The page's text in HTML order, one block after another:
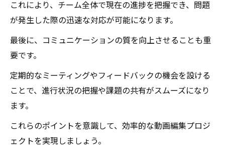
これにより、チーム全体で現在の進捗を把握でき、問題
が発生した際の迅速な対応が可能になります。
最後に、コミュニケーションの質を向上させることも重
要です。
定期的なミーティングやフィードバックの機会を設ける
ことで、進行状況の把握や課題の共有がスムーズになり
ます。
これらのポイントを意識して、効率的な動画編集プロジ
ェクトを実現しましょう。